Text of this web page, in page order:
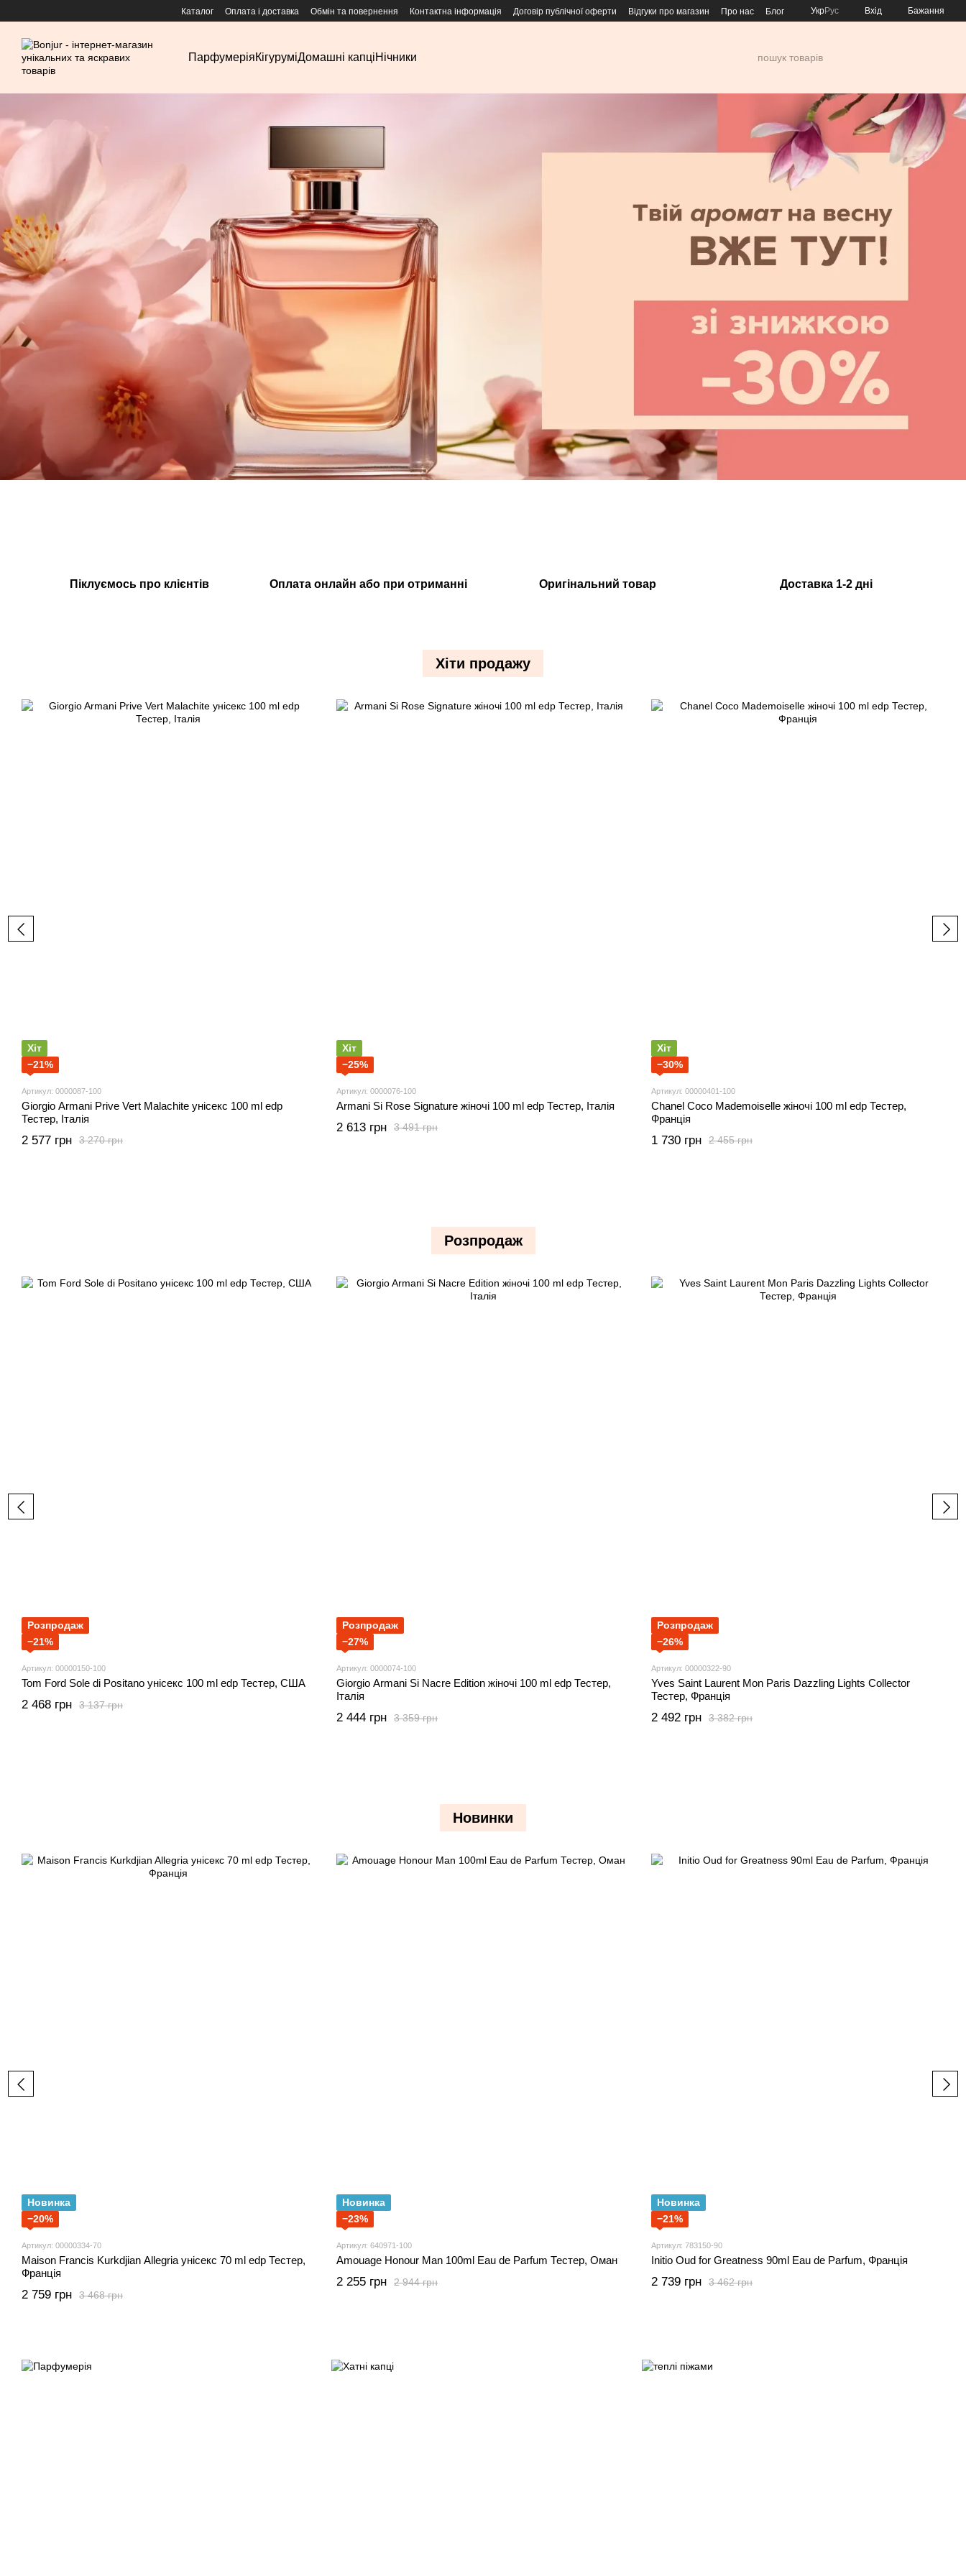
Каталог Оплата і доставка Обмін та повернення Контактна інформація Договір публічної оферти Відгуки про магазин Про нас Блог УкрРус Вхід Бажання
ПарфумеріяКігуруміДомашні капціНічники
Піклуємось про клієнтів Оплата онлайн або при отриманні Оригінальний товар Доставка 1-2 дні
Хіти продажу
Хіт
−21%
Артикул: 0000087-100
Giorgio Armani Prive Vert Malachite унісекс 100 ml edp
Тестер, Італія
3 270 грн
2 577 грн
Хіт
−25%
Артикул: 0000076-100
Armani Si Rose Signature жіночі 100 ml edp Тестер, Італія
3 491 грн
2 613 грн
Хіт
−30%
Артикул: 00000401-100
Chanel Coco Mademoiselle жіночі 100 ml edp Тестер,
Франція
2 455 грн
1 730 грн
Розпродаж
Розпродаж
−21%
Артикул: 00000150-100
Tom Ford Sole di Positano унісекс 100 ml edp Тестер, США
3 137 грн
2 468 грн
Розпродаж
−27%
Артикул: 0000074-100
Giorgio Armani Si Nacre Edition жіночі 100 ml edp Тестер,
Італія
3 359 грн
2 444 грн
Розпродаж
−26%
Артикул: 00000322-90
Yves Saint Laurent Mon Paris Dazzling Lights Collector
Тестер, Франція
3 382 грн
2 492 грн
Новинки
Новинка
−20%
Артикул: 00000334-70
Maison Francis Kurkdjian Allegria унісекс 70 ml edp Тестер,
Франція
3 468 грн
2 759 грн
Новинка
−23%
Артикул: 640971-100
Amouage Honour Man 100ml Eau de Parfum Тестер, Оман
2 944 грн
2 255 грн
Новинка
−21%
Артикул: 783150-90
Initio Oud for Greatness 90ml Eau de Parfum, Франція
3 462 грн
2 739 грн